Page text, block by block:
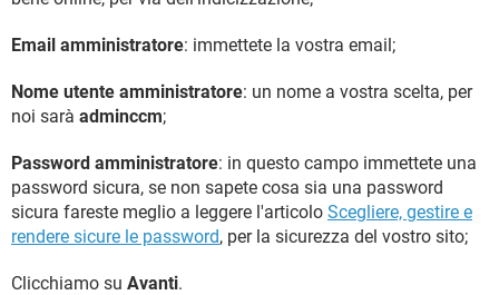
Email amministratore: immettete la vostra email;
Nome utente amministratore: un nome a vostra scelta, per
noi sarà adminccm;
Password amministratore: in questo campo immettete una
password sicura, se non sapete cosa sia una password
sicura fareste meglio a leggere l'articolo Scegliere, gestire e
rendere sicure le password, per la sicurezza del vostro sito;
Clicchiamo su Avanti.